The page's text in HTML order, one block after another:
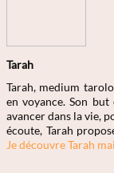
Tarah
Tarah, medium
en voyance. Son
avancer dans la vie,
écoute, Tarah
Je découvre Tarah